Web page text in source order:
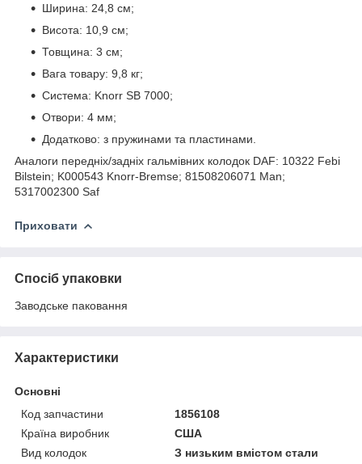
Ширина: 24,8 см;
Висота: 10,9 см;
Товщина: 3 см;
Вага товару: 9,8 кг;
Система: Knorr SB 7000;
Отвори: 4 мм;
Додатково: з пружинами та пластинами.
Аналоги передніх/задніх гальмівних колодок DAF: 10322 Febi
Bilstein; K000543 Knorr-Bremse; 81508206071 Man;
5317002300 Saf
Приховати
Спосіб упаковки
Заводське паковання
Характеристики
Основні
Код запчастини
1856108
Країна виробник
США
Вид колодок
З низьким вмістом стали